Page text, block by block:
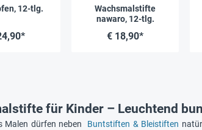
12-tlg.
Wachsmalstifte
nawaro, 12-tlg.
€ 18,90*
für Kinder – Leuchtend
Malen dürfen neben Buntstiften & Bleistiften